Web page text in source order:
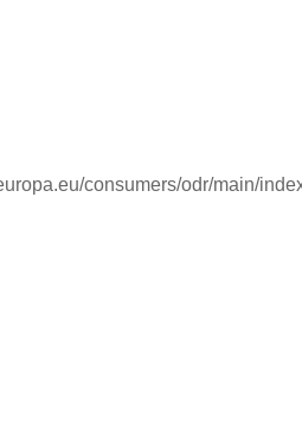
consumers/odr/main/